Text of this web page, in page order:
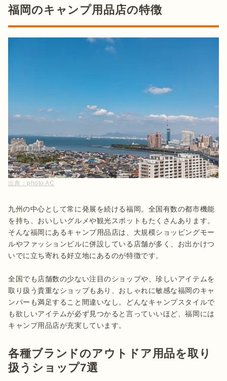
福岡のキャンプ用品店の特徴
出典： photo AC
九州の中心として常に発展を続ける福岡。全国有数の都市機能
を持ち、おいしいグルメや観光スポットもたくさんあります。
そんな福岡にあるキャンプ用品店は、大規模ショッピングモー
ルやファッションビルに併設している店舗が多く、お出かけつ
いでに立ち寄れる好立地にあるのが特徴です。
全国でも店舗数の少ない注目のショップや、珍しいアイテムを
取り扱う貴重なショップもあり、おしゃれに敏感な福岡のキャ
ンパーも満足すること間違いなし。どんなキャンプスタイルで
も欲しいアイテムが必ず見つかると言っていいほど、福岡には
キャンプ用品店が充実しています。
各種ブランドのアウトドア用品を取り
扱うショップ7選